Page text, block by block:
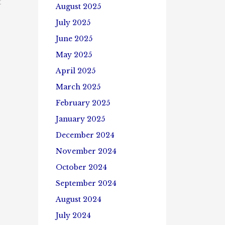
August 2025
July 2025
June 2025
May 2025
April 2025
March 2025
February 2025
January 2025
December 2024
November 2024
October 2024
September 2024
August 2024
July 2024